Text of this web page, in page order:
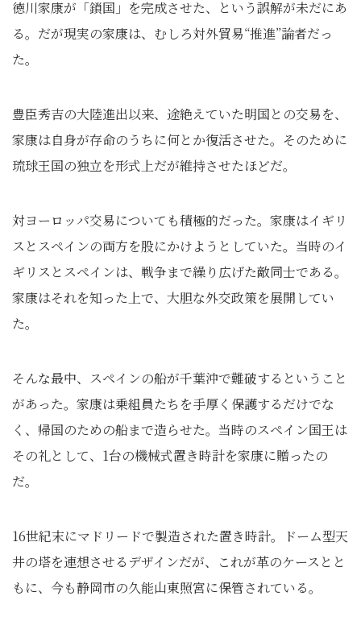
徳川家康が「鎖国」を完成させた、という誤解が未だにあ
る。だが現実の家康は、むしろ対外貿易“推進”論者だっ
た。
豊臣秀吉の大陸進出以来、途絶えていた明国との交易を、
家康は自身が存命のうちに何とか復活させた。そのために
琉球王国の独立を形式上だが維持させたほどだ。
対ヨーロッパ交易についても積極的だった。家康はイギリ
スとスペインの両方を股にかけようとしていた。当時のイ
ギリスとスペインは、戦争まで繰り広げた敵同士である。
家康はそれを知った上で、大胆な外交政策を展開してい
た。
そんな最中、スペインの船が千葉沖で難破するということ
があった。家康は乗組員たちを手厚く保護するだけでな
く、帰国のための船まで造らせた。当時のスペイン国王は
その礼として、1台の機械式置き時計を家康に贈ったの
だ。
16世紀末にマドリードで製造された置き時計。ドーム型天
井の塔を連想させるデザインだが、これが革のケースとと
もに、今も静岡市の久能山東照宮に保管されている。